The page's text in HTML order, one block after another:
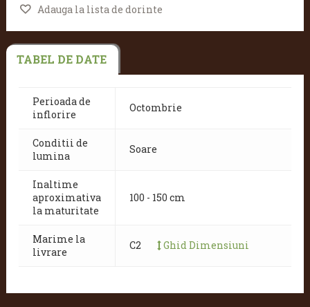
Adauga la lista de dorinte
TABEL DE DATE
Perioada de
inflorire
Octombrie
Conditii de
lumina
Soare
Inaltime
aproximativa
la maturitate
100 - 150 cm
Marime la
livrare
C2 Ghid Dimensiuni